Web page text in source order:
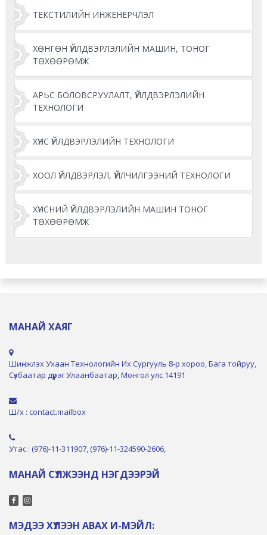
ТЕКСТИЛИЙН ИНЖЕНЕРЧЛЭЛ
ХӨНГӨН ҮЙЛДВЭРЛЭЛИЙН МАШИН, ТОНОГ
ТӨХӨӨРӨМЖ
АРЬС БОЛОВСРУУЛАЛТ, ҮЙЛДВЭРЛЭЛИЙН
ТЕХНОЛОГИ
ХҮНС ҮЙЛДВЭРЛЭЛИЙН ТЕХНОЛОГИ
ХООЛ ҮЙЛДВЭРЛЭЛ, ҮЙЛЧИЛГЭЭНИЙ ТЕХНОЛОГИ
ХҮНСНИЙ ҮЙЛДВЭРЛЭЛИЙН МАШИН ТОНОГ
ТӨХӨӨРӨМЖ
МАНАЙ ХАЯГ
Шинжлэх Ухаан Технологийн Их Сургууль 8-р хороо, Бага тойруу,
Сүхбаатар дүүрэг Улаанбаатар, Монгол улс 14191
Ш/х : contact.mailbox
Утас : (976)-11-311907, (976)-11-324590-2606,
МАНАЙ СҮЛЖЭЭНД НЭГДЭЭРЭЙ
МЭДЭЭ ХҮЛЭЭН АВАХ И-МЭЙЛ: